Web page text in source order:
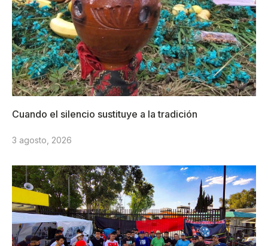
Cuando el silencio sustituye a la tradición
3 agosto, 2026